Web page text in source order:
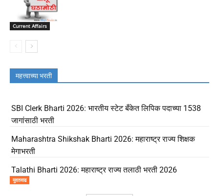
Current Affairs
महत्त्वाच्या भरती
SBI Clerk Bharti 2026: भारतीय स्टेट बँकेत लिपिक पदाच्या 1538
जागांसाठी भरती
Maharashtra Shikshak Bharti 2026: महाराष्ट्र राज्य शिक्षक
मेगाभरती
Talathi Bharti 2026: महाराष्ट्र राज्य तलाठी भरती 2026
मुदतवाढ